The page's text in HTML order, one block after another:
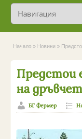
Начало » Новини »
Предстои
на
БГ Фермер